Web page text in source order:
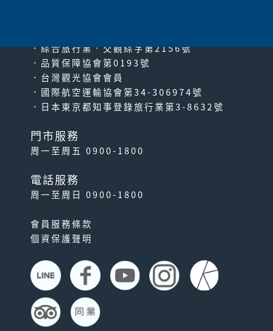
．綜合旅行業‧交觀綜字第2156號
．品質保障協會第0193號
．台灣觀光協會會員
．國際航空運輸協會第34-306974號
．日本東京都知事登錄旅行業第3-8632號
門市服務
周一至周五 0900-1800
電話服務
周一至周日 0900-1800
會員服務條款
個資保護聲明